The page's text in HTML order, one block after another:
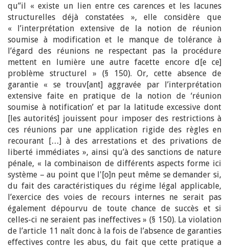
qu’’il « existe un lien entre ces carences et les lacunes
structurelles déjà constatées », elle considère que
« l’interprétation extensive de la notion de réunion
soumise à modification et le manque de tolérance à
l’égard des réunions ne respectant pas la procédure
mettent en lumière une autre facette encore d[e ce]
problème structurel » (§ 150). Or, cette absence de
garantie « se trouv[ant] aggravée par l’interprétation
extensive faite en pratique de la notion de ‘réunion
soumise à notification’ et par la latitude excessive dont
[les autorités] jouissent pour imposer des restrictions à
ces réunions par une application rigide des règles en
recourant […] à des arrestations et des privations de
liberté immédiates », ainsi qu’à des sanctions de nature
pénale, « la combinaison de différents aspects forme ici
système – au point que l'[o]n peut même se demander si,
du fait des caractéristiques du régime légal applicable,
l’exercice des voies de recours internes ne serait pas
également dépourvu de toute chance de succès et si
celles-ci ne seraient pas ineffectives » (§ 150). La violation
de l’article 11 naît donc à la fois de l’absence de garanties
effectives contre les abus, du fait que cette pratique a